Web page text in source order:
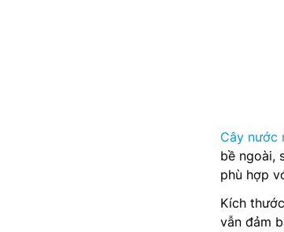
Cây nước
bề ngoài,
phù hợp
Kích
vẫn đảm